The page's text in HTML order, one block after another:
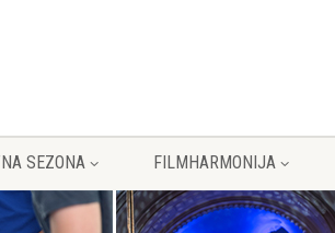
SEZONA FILMHARMONIJA